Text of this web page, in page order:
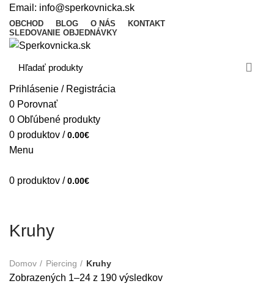
Email: info@sperkovnicka.sk
OBCHOD BLOG O NÁS
KONTAKT
SLEDOVANIE OBJEDNÁVKY
Prihlásenie / Registrácia
0 Porovnať
0 Obľúbené produkty
0 produktov / 0.00€
Menu
0 produktov / 0.00€
Kruhy
Domov Piercing Kruhy
Zobrazených 1–24 z 190 výsledkov